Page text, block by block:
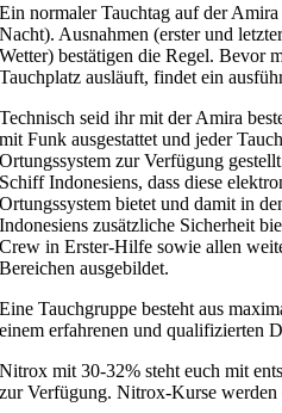
Ein normaler Tauchtag auf der
Nacht). Ausnahmen (erster und
Wetter) bestätigen die Regel. Bevor
Tauchplatz ausläuft, findet ein
Technisch seid ihr mit der Amira
mit Funk ausgestattet und jeder
Ortungssystem zur Verfügung
Schiff Indonesiens, dass diese
Ortungssystem bietet und damit in
Indonesiens zusätzliche Sicherheit
Crew in Erster-Hilfe sowie allen
Bereichen ausgebildet.
Eine Tauchgruppe besteht aus
einem erfahrenen und qualifizierten
Nitrox mit 30-32% steht euch mit
zur Verfügung. Nitrox-Kurse werden